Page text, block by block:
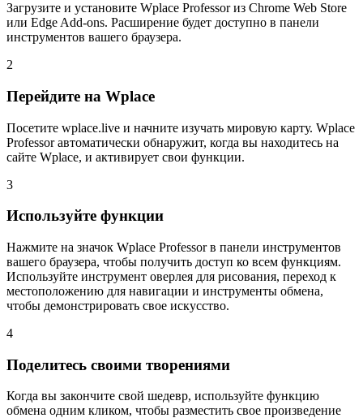
Загрузите и установите Wplace Professor из Chrome Web Store
или Edge Add-ons. Расширение будет доступно в панели
инструментов вашего браузера.
2
Перейдите на Wplace
Посетите wplace.live и начните изучать мировую карту. Wplace
Professor автоматически обнаружит, когда вы находитесь на
сайте Wplace, и активирует свои функции.
3
Используйте функции
Нажмите на значок Wplace Professor в панели инструментов
вашего браузера, чтобы получить доступ ко всем функциям.
Используйте инструмент оверлея для рисования, переход к
местоположению для навигации и инструменты обмена,
чтобы демонстрировать свое искусство.
4
Поделитесь своими творениями
Когда вы закончите свой шедевр, используйте функцию
обмена одним кликом, чтобы разместить свое произведение